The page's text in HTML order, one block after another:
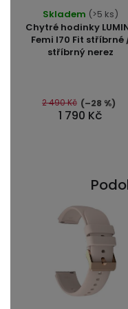
Chytré hodinky
Femi I70 Fit stříbrné
stříbrný nerez
produktu
je
5
hvězdiček.
Skladem (>5 ks)
1 790 Kč
2 490 Kč (–28 %)